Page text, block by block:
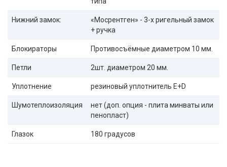
Нижний замок:
«Мосрентген» - 3-х ригельный замок
+ ручка
Блокираторы Противосъёмные диаметром 10 мм.
Петли 2шт. диаметром 20 мм.
Уплотнение резиновый уплотнитель E+D
Шумотеплоизоляция
нет (доп. опция - плита минваты или
пенопласт)
Глазок 180 градусов